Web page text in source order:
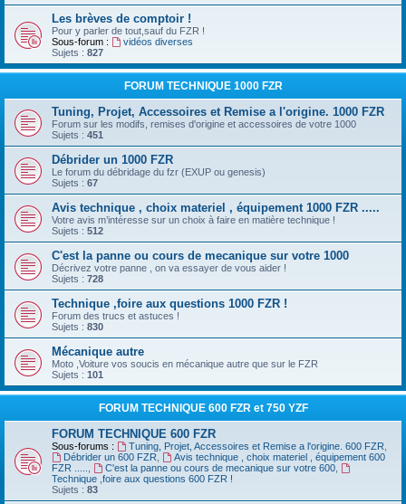
Les brèves de comptoir !
Pour y parler de tout,sauf du FZR !
Sous-forum :
vidéos diverses
Sujets : 827
FORUM TECHNIQUE 1000 FZR
Tuning, Projet, Accessoires et Remise a l'origine. 1000 FZR
Forum sur les modifs, remises d'origine et accessoires de votre 1000
Sujets : 451
Débrider un 1000 FZR
Le forum du débridage du fzr (EXUP ou genesis)
Sujets : 67
Avis technique , choix materiel , équipement 1000 FZR .....
Votre avis m’intéresse sur un choix à faire en matière technique !
Sujets : 512
C'est la panne ou cours de mecanique sur votre 1000
Décrivez votre panne , on va essayer de vous aider !
Sujets : 728
Technique ,foire aux questions 1000 FZR !
Forum des trucs et astuces !
Sujets : 830
Mécanique autre
Moto ,Voiture vos soucis en mécanique autre que sur le FZR
Sujets : 101
FORUM TECHNIQUE 600 FZR et 750 YZF
FORUM TECHNIQUE 600 FZR
Sous-forums : Tuning, Projet, Accessoires et Remise a l'origine. 600 FZR
Débrider un 600 FZR
Avis technique , choix materiel , équipement 600
FZR .....
C'est la panne ou cours de mecanique sur votre 600,
Technique ,foire aux questions 600 FZR !
Sujets : 83